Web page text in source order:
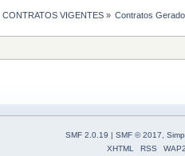
CONTRATOS VIGENTES » Contratos
SMF 2.0.19 | SMF © 2017
XHTML
RSS WAP2